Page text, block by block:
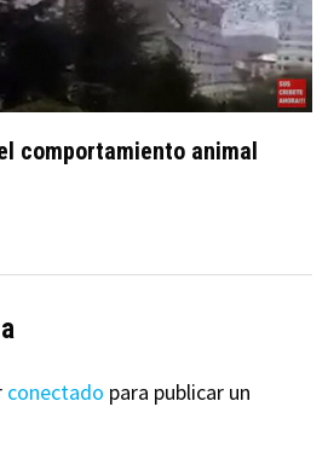
comportamiento animal
conectado para publicar un